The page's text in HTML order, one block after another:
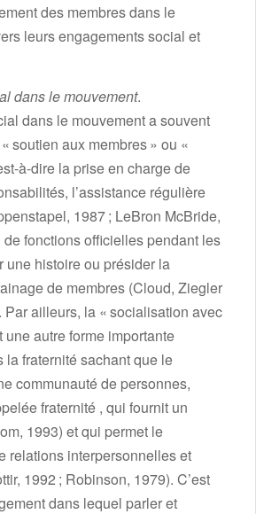
des membres dans le
leurs engagements social et
dans le mouvement.
dans le mouvement a souvent
soutien aux membres » ou «
à-dire la prise en charge de
l’assistance régulière
1987 ; LeBron McBride,
de fonctions officielles pendant les
une histoire ou présider la
de membres (Cloud, Ziegler
ailleurs, la « socialisation avec
une autre forme importante
la fraternité sachant que le
communauté de personnes,
fraternité , qui fournit un
1993) et qui permet le
relations interpersonnelles et
1992 ; Robinson, 1979). C’est
dans lequel parler et